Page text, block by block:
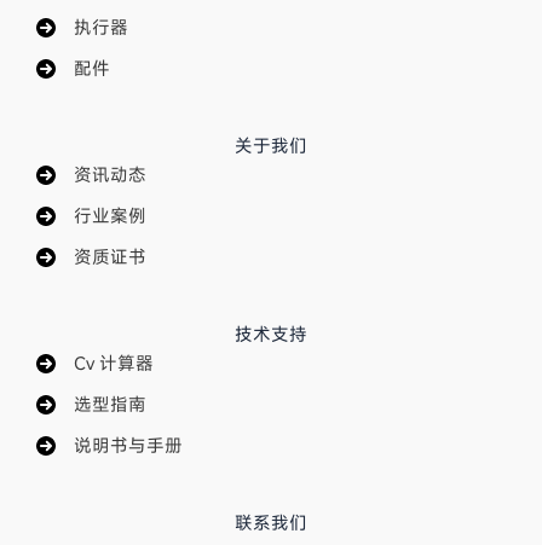
执行器
配件
关于我们
资讯动态
行业案例
资质证书
技术支持
Cv 计算器
选型指南
说明书与手册
联系我们